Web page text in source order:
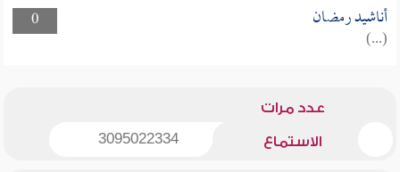
0
أناشيد رمضان
(...)
عدد مرات
الاستماع 3095022334